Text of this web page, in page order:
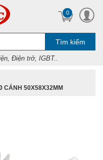
0
Tìm kiếm
Điện trở, IGBT..
CÁNH 50X58X32MM